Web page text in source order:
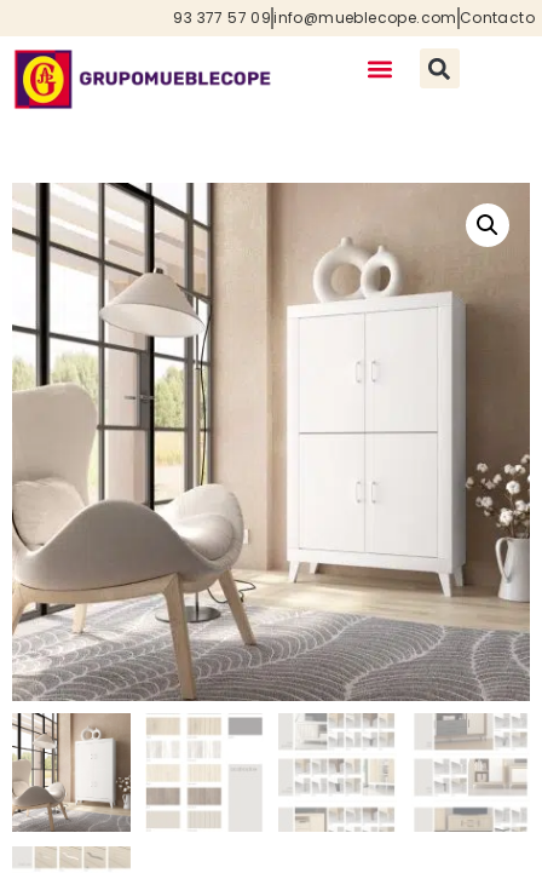
93 377 57 09info@mueblecope.com Contacto